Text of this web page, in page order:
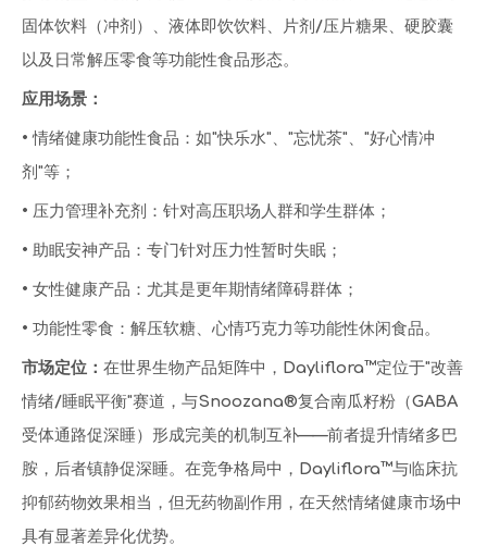
固体饮料（冲剂）、液体即饮饮料、片剂/压片糖果、硬胶囊
以及日常解压零食等功能性食品形态。
应用场景：
• 情绪健康功能性食品：如"快乐水"、"忘忧茶"、"好心情冲
剂"等；
• 压力管理补充剂：针对高压职场人群和学生群体；
• 助眠安神产品：专门针对压力性暂时失眠；
• 女性健康产品：尤其是更年期情绪障碍群体；
• 功能性零食：解压软糖、心情巧克力等功能性休闲食品。
市场定位： 在世界生物产品矩阵中，Dayliflora™定位于"改善
情绪/睡眠平衡"赛道，与Snoozana®复合南瓜籽粉（GABA
受体通路促深睡）形成完美的机制互补——前者提升情绪多巴
胺，后者镇静促深睡。在竞争格局中，Dayliflora™与临床抗
抑郁药物效果相当，但无药物副作用，在天然情绪健康市场中
具有显著差异化优势。